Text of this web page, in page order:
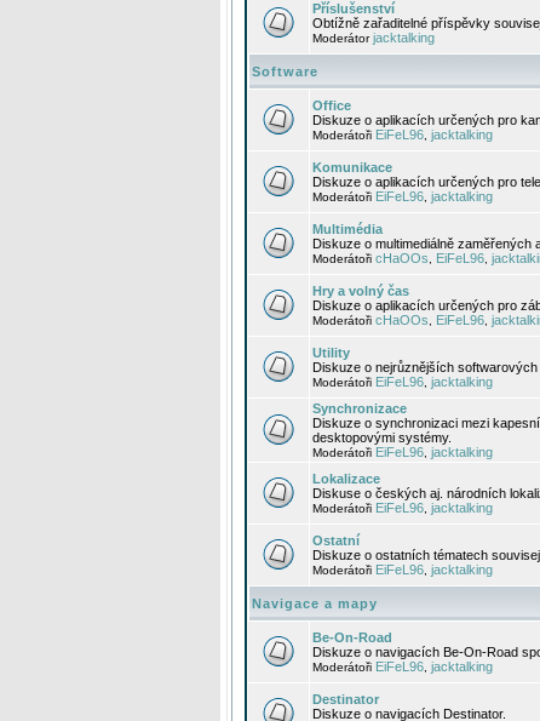
Příslušenství
Obtížně zařaditelné příspěvky
Moderátorjacktalking
Software
Office
Diskuze o aplikacích určených pro
Moderátoři EiFeL96 jacktalking
Komunikace
Diskuze o aplikacích určených pro
Moderátoři EiFeL96 jacktalking
Multimédia
Diskuze o multimediálně zaměřených
Moderátoři cHaOOs EiFeL96
Hry a volný čas
Diskuze o aplikacích určených pro
Moderátoři cHaOOs EiFeL96
Utility
Diskuze o nejrůznějších softwarových
Moderátoři EiFeL96 jacktalking
Synchronizace
Diskuze o synchronizaci mezi
desktopovými systémy.
Moderátoři EiFeL96 jacktalking
Lokalizace
Diskuse o českých aj. národních
Moderátoři EiFeL96 jacktalking
Ostatní
Diskuze o ostatních tématech
Moderátoři EiFeL96 jacktalking
Navigace a mapy
Be-On-Road
Diskuze o navigacích Be-On-Road
Moderátoři EiFeL96 jacktalking
Destinator
Diskuze o navigacích Destinator.